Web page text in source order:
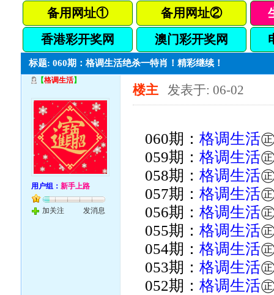
备用网址① 备用网址②
香港彩开奖网
澳门彩开奖网
标题: 060期：格调生活绝杀一特肖！精彩继续！
【格调生活】
用户组：新手上路
加关注 发消息
楼主 发表于: 06-02
060期：格调生活
059期：格调生活
058期：格调生活
057期：格调生活
056期：格调生活
055期：格调生活
054期：格调生活
053期：格调生活
052期：格调生活